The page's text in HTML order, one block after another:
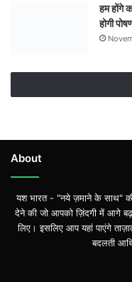
हम होंगे
होगी
About
यश भारत - "नये ज़माने के साथ"
देने की जो आपको ज़िंदगी में आगे
लिए। इसलिए आप यहां पाएंगे
बदलती